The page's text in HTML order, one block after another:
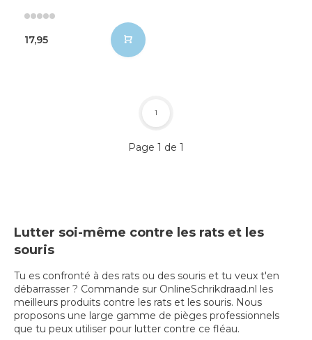
17,95
Page 1 de 1
1
Lutter soi-même contre les rats et les
souris
Tu es confronté à des rats ou des souris et tu veux t'en
débarrasser ? Commande sur OnlineSchrikdraad.nl les
meilleurs produits contre les rats et les souris. Nous
proposons une large gamme de pièges professionnels
que tu peux utiliser pour lutter contre ce fléau.